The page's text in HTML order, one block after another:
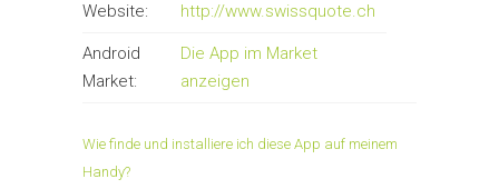
Website: http://www.swissquote.ch
Android
Market:
Die App im Market
anzeigen
Wie finde und installiere ich diese App auf meinem
Handy?